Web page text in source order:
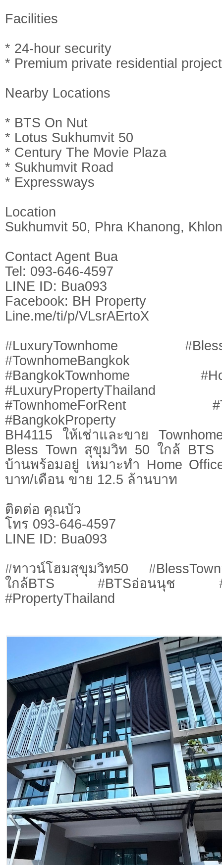
Facilities
* 24-hour security
* Premium private residential project
Nearby Locations
* BTS On Nut
* Lotus Sukhumvit 50
* Century The Movie Plaza
* Sukhumvit Road
* Expressways
Location
Sukhumvit 50, Phra Khanong,
Contact Agent Bua
Tel: 093-646-4597
LINE ID: Bua093
Facebook: BH Property
Line.me/ti/p/VLsrAErtoX
#LuxuryTownhome
#TownhomeBangkok
#BangkokTownhome
#LuxuryPropertyThailand
#TownhomeForRent
#BangkokProperty
BH4115 ให้เช่าและขาย
Bless Town สุขุมวิท 50 ใกล้
บ้านพร้อมอยู่ เหมาะทำ Home
บาท/เดือน ขาย 12.5 ล้านบาท
ติดต่อ คุณบัว
โทร 093-646-4597
LINE ID: Bua093
#ทาวน์โฮมสุขุมวิท50
ใกล้BTS #BTSอ่อนนุช
#PropertyThailand